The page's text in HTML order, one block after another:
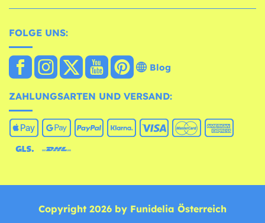
FOLGE UNS:
Blog
ZAHLUNGSARTEN UND VERSAND:
Copyright 2026 by Funidelia Österreich